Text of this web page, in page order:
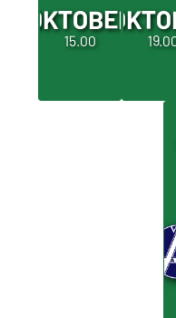
OKTOBER
15.00